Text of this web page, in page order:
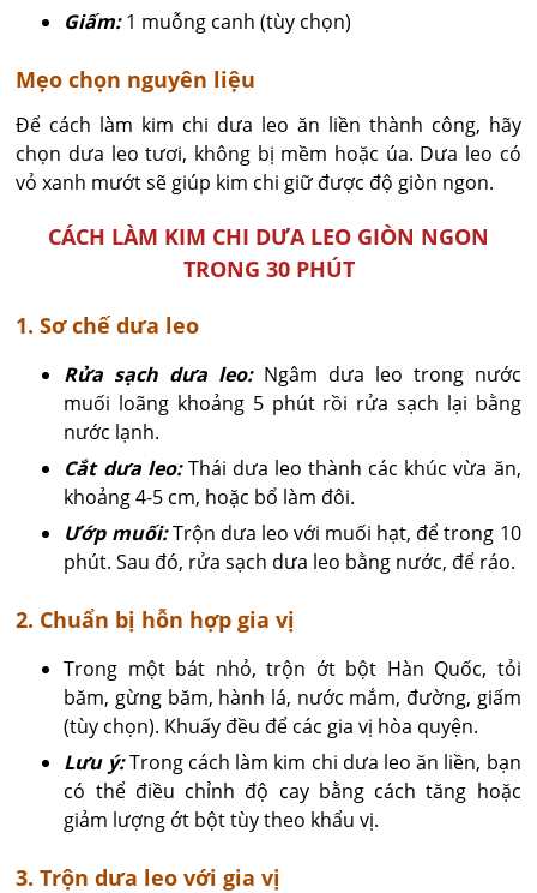
Giấm:1 muỗng canh (tùy chọn)
Mẹo chọn nguyên liệu
Để cách làm kim chi dưa leo ăn liền thành công, hãy
chọn dưa leo tươi, không bị mềm hoặc úa. Dưa leo có
vỏ xanh mướt sẽ giúp kim chi giữ được độ giòn ngon.
CÁCH LÀM KIM CHI DƯA LEO GIÒN NGON
TRONG 30 PHÚT
1. Sơ chế dưa leo
Rửa sạch dưa leo:Ngâm dưa leo trong nước
muối loãng khoảng 5 phút rồi rửa sạch lại bằng
nước lạnh.
Cắt dưa leo:Thái dưa leo thành các khúc vừa ăn,
khoảng 4-5 cm, hoặc bổ làm đôi.
Ướp muối:Trộn dưa leo với muối hạt, để trong 10
phút. Sau đó, rửa sạch dưa leo bằng nước, để ráo.
2. Chuẩn bị hỗn hợp gia vị
Trong một bát nhỏ, trộn ớt bột Hàn Quốc, tỏi
băm, gừng băm, hành lá, nước mắm, đường, giấm
(tùy chọn). Khuấy đều để các gia vị hòa quyện.
Lưu ý:Trong cách làm kim chi dưa leo ăn liền, bạn
có thể điều chỉnh độ cay bằng cách tăng hoặc
giảm lượng ớt bột tùy theo khẩu vị.
3. Trộn dưa leo với gia vị